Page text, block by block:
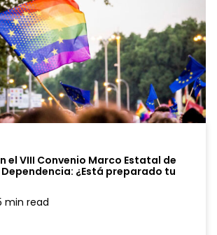
el VIII Convenio Marco Estatal de
¿Está preparado tu
min read